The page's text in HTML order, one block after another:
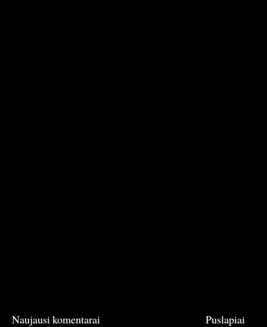
Naujausi komentarai Puslapiai